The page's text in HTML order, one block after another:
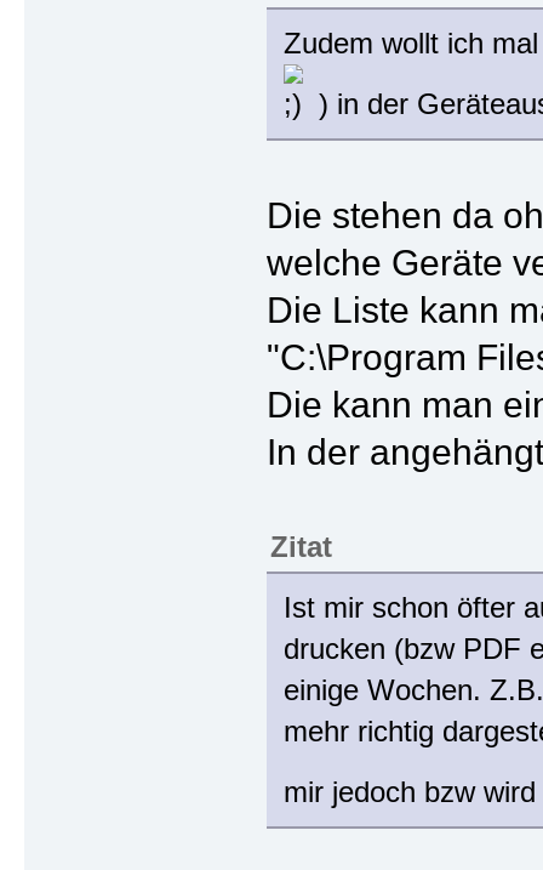
Zudem wollt ich
) in der
Die stehen da
welche Geräte
Die Liste kann
"C:\Program
Die kann man
In der
Zitat
Ist mir schon öfter
drucken (bzw PDF
einige Wochen.
mehr richtig
mir jedoch bzw